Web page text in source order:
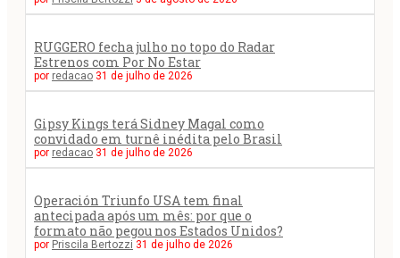
RUGGERO fecha julho no topo do Radar
Estrenos com Por No Estar
por redacao 31 de julho de 2026
Gipsy Kings terá Sidney Magal como
convidado em turnê inédita pelo Brasil
por redacao 31 de julho de 2026
Operación Triunfo USA tem final
antecipada após um mês: por que o
formato não pegou nos Estados Unidos?
por Priscila Bertozzi 31 de julho de 2026